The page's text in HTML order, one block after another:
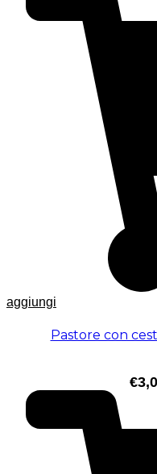
aggiungi
Pastore con
€